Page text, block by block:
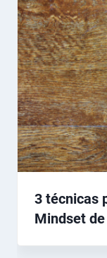
3 técnicas
Mindset